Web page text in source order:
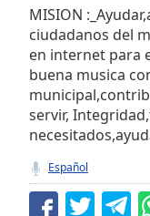
Seek to
currently
behind
LIVE
Remaining
Time-
Playback
MISION
ciudadanos del
en internet para
buena musica
servir,
Español